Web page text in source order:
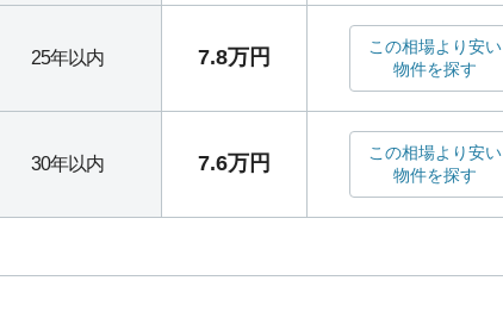
25年以内 7.8万円
この相場より安い
物件を探す
30年以内 7.6万円
この相場より安い
物件を探す